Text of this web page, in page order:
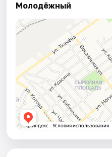
Молодёжный